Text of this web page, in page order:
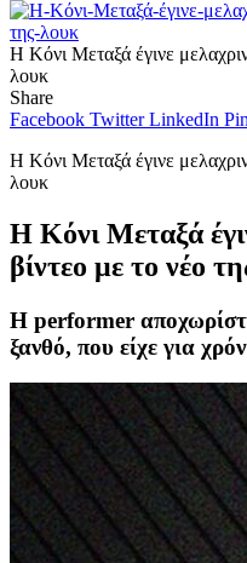
Η Κόνι Μεταξά έγινε
λουκ
Share
Facebook Twitter LinkedIn
Η Κόνι Μεταξά έγινε
λουκ
Η Κόνι Μεταξά
βίντεο με το νέο
Η performer
ξανθό, που είχε για